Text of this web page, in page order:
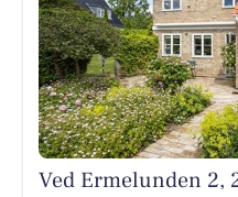
Ved Ermelunden 2,